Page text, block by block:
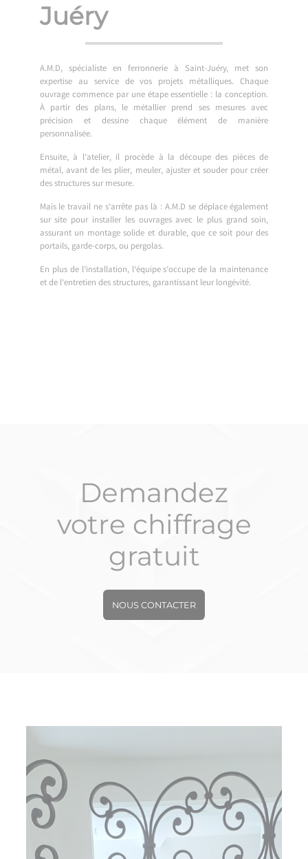
Juéry
A.M.D, spécialiste en ferronnerie à Saint-Juéry, met son
expertise au service de vos projets métalliques. Chaque
ouvrage commence par une étape essentielle : la conception.
À partir des plans, le métallier prend ses mesures avec
précision et dessine chaque élément de manière
personnalisée.
Ensuite, à l’atelier, il procède à la découpe des pièces de
métal, avant de les plier, meuler, ajuster et souder pour créer
des structures sur mesure.
Mais le travail ne s’arrête pas là : A.M.D se déplace également
sur site pour installer les ouvrages avec le plus grand soin,
assurant un montage solide et durable, que ce soit pour des
portails, garde-corps, ou pergolas.
En plus de l’installation, l’équipe s’occupe de la maintenance
et de l’entretien des structures, garantissant leur longévité.
Demandez
votre chiffrage
gratuit
NOUS CONTACTER